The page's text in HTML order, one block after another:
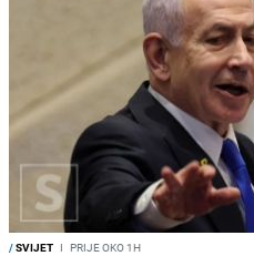
/SVIJET I PRIJE OKO 1H